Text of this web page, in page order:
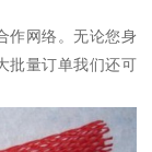
作网络。无论您身
批量订单我们还可